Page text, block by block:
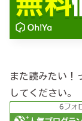
また読みたい！
してください。